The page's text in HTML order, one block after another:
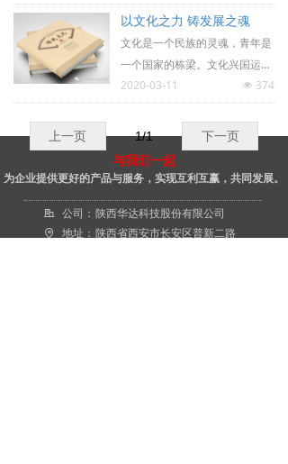
提案征集工作。
号召广大职工拿起画笔，手绘防
疫宣传漫画，宣传防疫知识，记
录疫情防控点滴，颇受大家欢
迎。
以文化之力 铸发展之魂
文化是一个民族的灵魂，青年是
一个国家的栋梁。文化兴国运
兴，文化强民族强。没有高度的
文化自信，没有文化的繁荣兴
盛，就没有中华民族伟大复兴。
人民有信仰，国家有力量，民族
有希望。要提高人民思想觉悟、
会文明程度需要从青少年开始，
青少年热爱文学，弘扬文化是理
넶 374
2020-03-11
上一页 下一页
1/1
公司： 陕西华达科技股份有限公司
地址： 陕西省西安市长安区普新二路
与我们一起
为企业提供更好的产品与服务，实现互利互赢，共同发展。